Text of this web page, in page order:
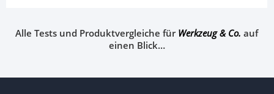
Alle Tests und Produktvergleiche fürWerkzeug & Co. auf
einen Blick…